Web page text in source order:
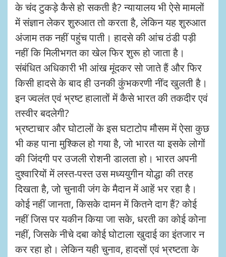
के चंद टुकड़े कैसे हो सकती है? न्यायालय भी ऐसे मामलों
में संज्ञान लेकर शुरुआत तो करता है, लेकिन यह शुरुआत
अंजाम तक नहीं पहुंच पाती। हादसे की आंच ठंडी पड़ी
नहीं कि मिलीभगत का खेल फिर शुरू हो जाता है।
संबंधित अधिकारी भी आंख मूंदकर सो जाते हैं और फिर
किसी हादसे के बाद ही उनकी कुंभकरणी नींद खुलती है।
इन ज्वलंत एवं भ्रष्ट हालातों में कैसे भारत की तकदीर एवं
तस्वीर बदलेगी?
भ्रष्टाचार और घोटालों के इस घटाटोप मौसम में ऐसा कुछ
भी कह पाना मुश्किल हो गया है, जो भारत या इसके लोगों
की जिंदगी पर उजली रोशनी डालता हो। भारत अपनी
दुश्वारियों में लस्त-पस्त उस मध्ययुगीन योद्धा की तरह
दिखता है, जो चुनावी जंग के मैदान में आहें भर रहा है।
कोई नहीं जानता, किसके दामन में कितने दाग हैं? कोई
नहीं जिस पर यकीन किया जा सके, धरती का कोई कोना
नहीं, जिसके नीचे दबा कोई घोटाला खुदाई का इंतजार न
कर रहा हो। लेकिन यही चुनाव, हादसों एवं भ्रष्टता के